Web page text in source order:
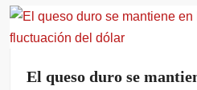
El queso duro se